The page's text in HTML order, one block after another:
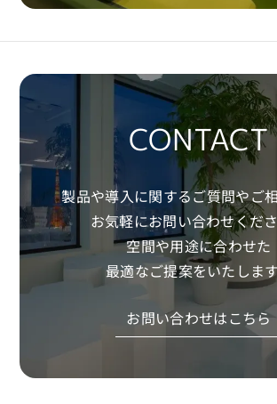
CONTACT
製品や導入に関するご質問やご相
お気軽にお問い合わせくださ
空間や用途に合わせた
最適なご提案をいたします
お問い合わせはこちら